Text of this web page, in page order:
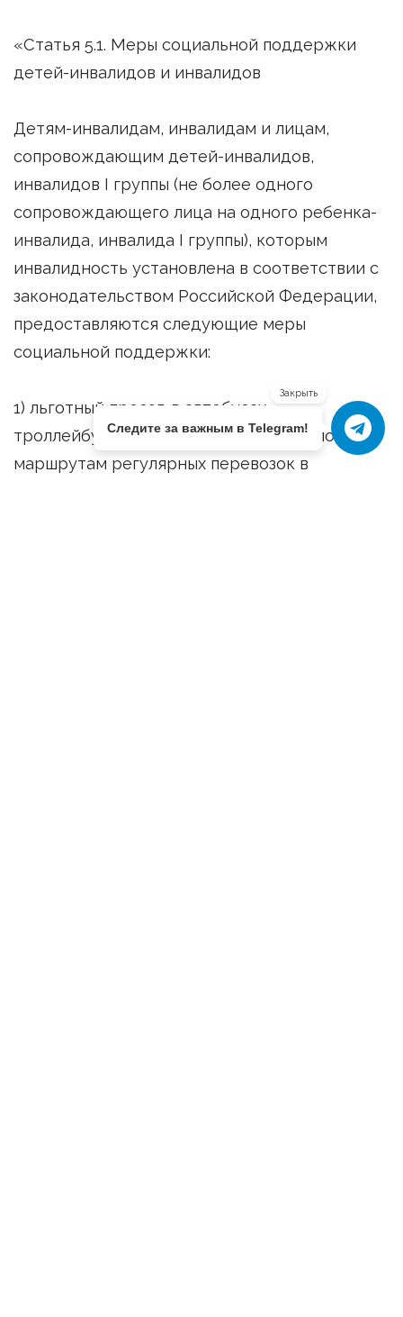
«Статья 5.1. Меры социальной поддержки
детей-инвалидов и инвалидов
Детям-инвалидам, инвалидам и лицам,
сопровождающим детей-инвалидов,
инвалидов I группы (не более одного
сопровождающего лица на одного ребенка-
инвалида, инвалида I группы), которым
инвалидность установлена в соответствии с
законодательством Российской Федерации,
предоставляются следующие меры
социальной поддержки:
1) льготный проезд в автобусах,
троллейбусах, трамваях, следующих по
маршрутам регулярных перевозок в
Закрыть
Следите за важным в Telegram!